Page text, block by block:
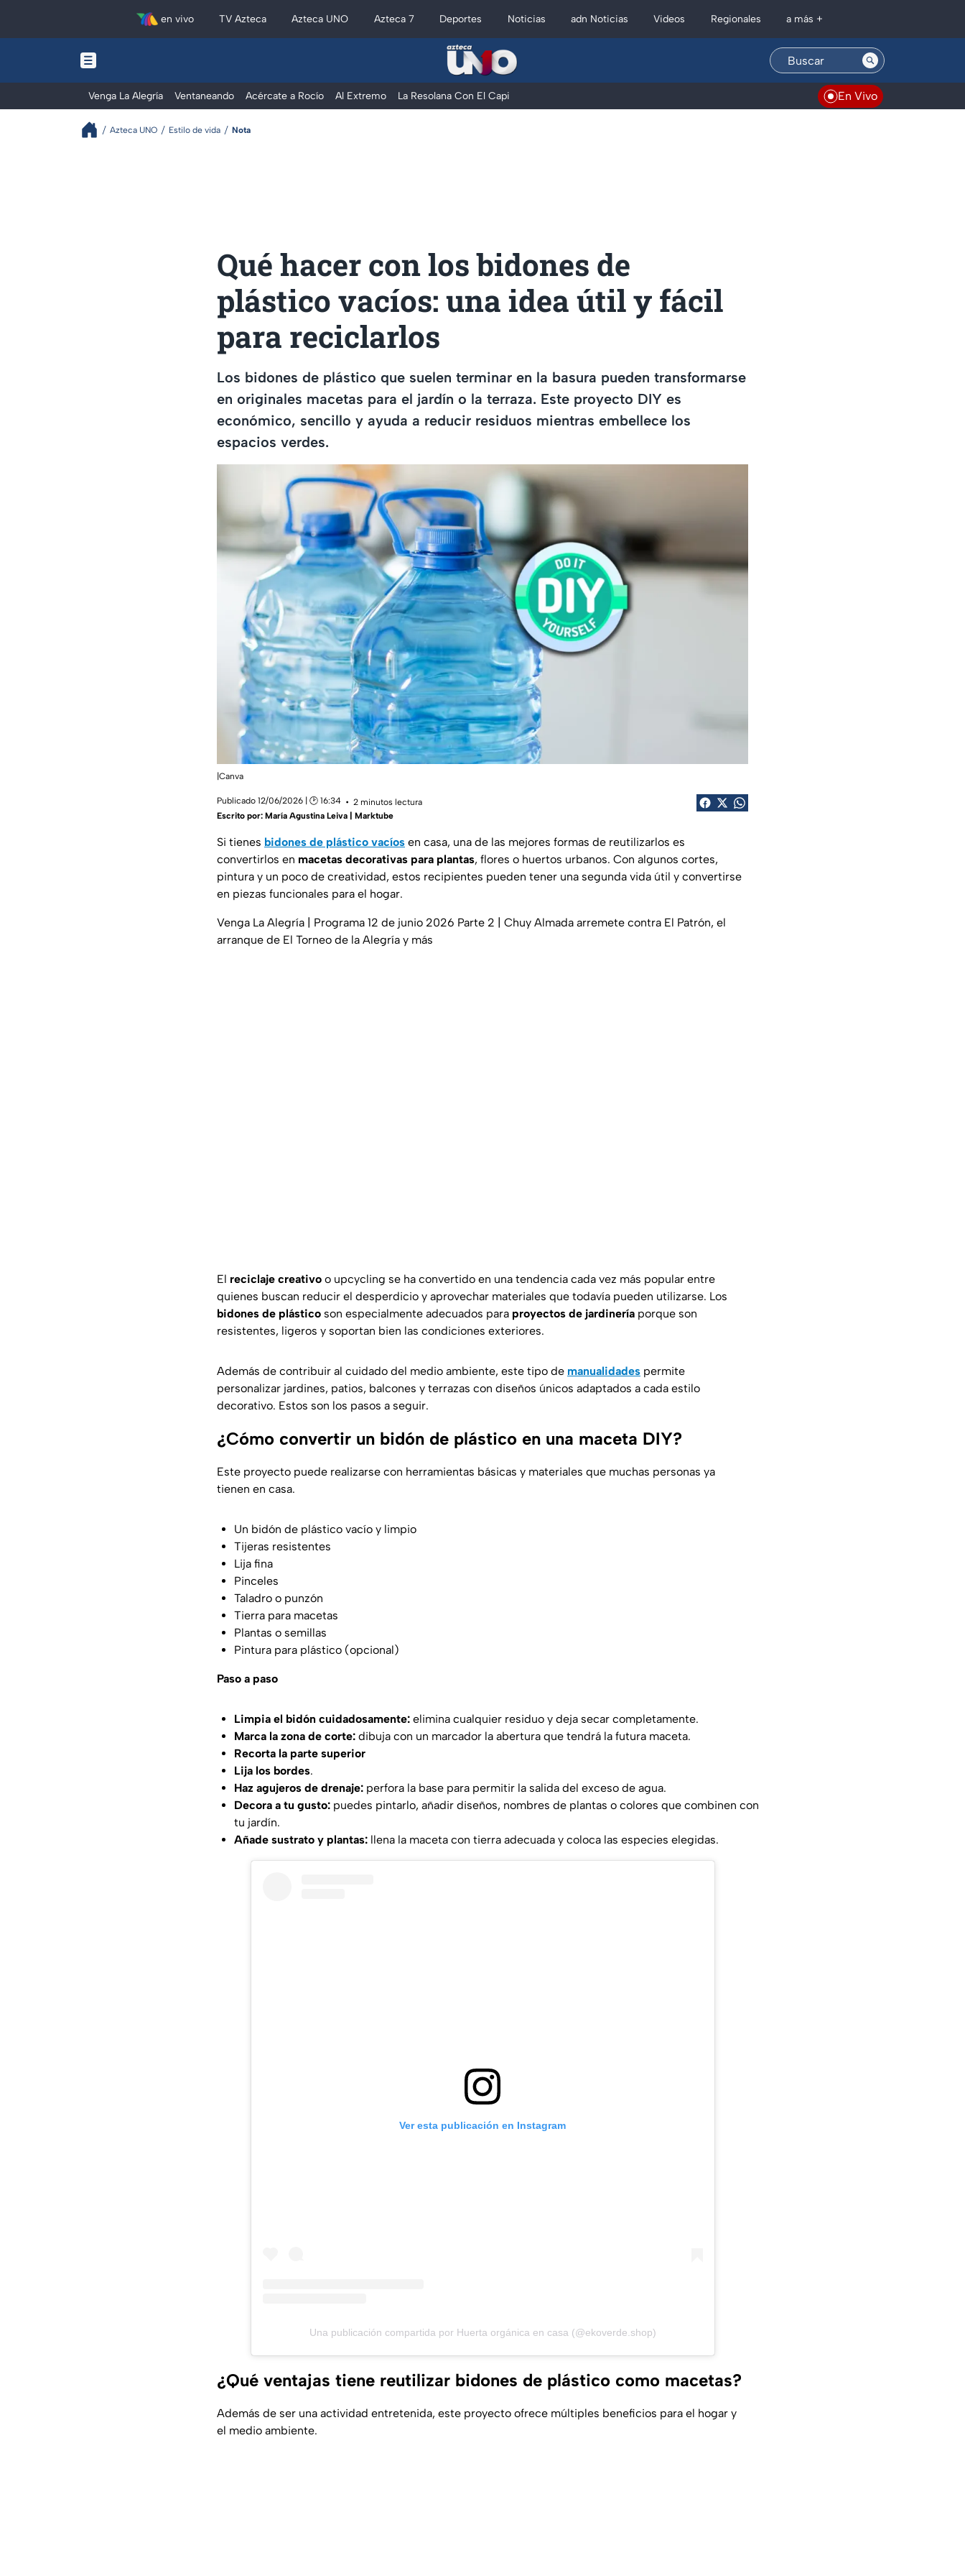
en vivo TV Azteca Azteca UNO Azteca 7 Deportes Noticias adn Noticias Videos Regionales a más +
Venga La Alegría Ventaneando Acércate a Rocío Al Extremo La Resolana Con El Capi En Vivo
Azteca UNO Estilo de vida Nota
Qué hacer con los bidones de
plástico vacíos: una idea útil y fácil
para reciclarlos
Los bidones de plástico que suelen terminar en la basura pueden transformarse
en originales macetas para el jardín o la terraza. Este proyecto DIY es
económico, sencillo y ayuda a reducir residuos mientras embellece los
espacios verdes.
|Canva
Publicado 12/06/2026 | 🕑 16:34
2 minutos lectura
Escrito por: María Agustina Leiva | Marktube
Si tienes bidones de plástico vacíos en casa, una de las mejores formas de reutilizarlos es
convertirlos en macetas decorativas para plantas, flores o huertos urbanos. Con algunos cortes,
pintura y un poco de creatividad, estos recipientes pueden tener una segunda vida útil y convertirse
en piezas funcionales para el hogar.
Venga La Alegría | Programa 12 de junio 2026 Parte 2 | Chuy Almada arremete contra El Patrón, el
arranque de El Torneo de la Alegría y más
El reciclaje creativo o upcycling se ha convertido en una tendencia cada vez más popular entre
quienes buscan reducir el desperdicio y aprovechar materiales que todavía pueden utilizarse. Los
bidones de plástico son especialmente adecuados para proyectos de jardinería porque son
resistentes, ligeros y soportan bien las condiciones exteriores.
Además de contribuir al cuidado del medio ambiente, este tipo de manualidades permite
personalizar jardines, patios, balcones y terrazas con diseños únicos adaptados a cada estilo
decorativo. Estos son los pasos a seguir.
¿Cómo convertir un bidón de plástico en una maceta DIY?
Este proyecto puede realizarse con herramientas básicas y materiales que muchas personas ya
tienen en casa.
Un bidón de plástico vacío y limpio
Tijeras resistentes
Lija fina
Pinceles
Taladro o punzón
Tierra para macetas
Plantas o semillas
Pintura para plástico (opcional)
Paso a paso
Limpia el bidón cuidadosamente: elimina cualquier residuo y deja secar completamente.
Marca la zona de corte: dibuja con un marcador la abertura que tendrá la futura maceta.
Recorta la parte superior
Lija los bordes.
Haz agujeros de drenaje: perfora la base para permitir la salida del exceso de agua.
Decora a tu gusto: puedes pintarlo, añadir diseños, nombres de plantas o colores que combinen con
tu jardín.
Añade sustrato y plantas: llena la maceta con tierra adecuada y coloca las especies elegidas.
Ver esta publicación en Instagram
Una publicación compartida por Huerta orgánica en casa (@ekoverde.shop)
¿Qué ventajas tiene reutilizar bidones de plástico como macetas?
Además de ser una actividad entretenida, este proyecto ofrece múltiples beneficios para el hogar y
el medio ambiente.